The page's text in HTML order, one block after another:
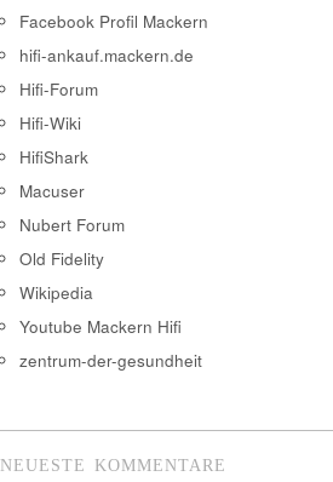
Facebook Profil Mackern
hifi-ankauf.mackern.de
Hifi-Forum
Hifi-Wiki
HifiShark
Macuser
Nubert Forum
Old Fidelity
Wikipedia
Youtube Mackern Hifi
zentrum-der-gesundheit
NEUESTE KOMMENTARE